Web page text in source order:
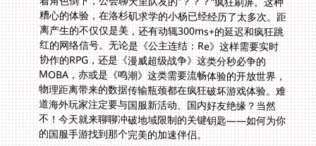
的国服手游找到那个完美的加速伴侣。